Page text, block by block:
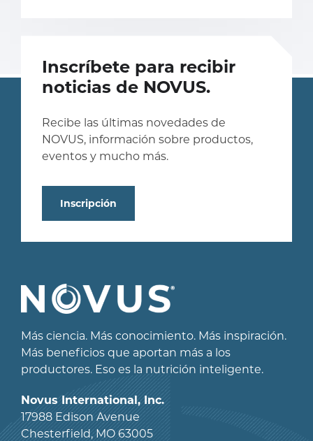
Inscríbete para recibir
noticias de NOVUS.
Recibe las últimas novedades de
NOVUS, información sobre productos,
eventos y mucho más.
Inscripción
Más ciencia. Más conocimiento. Más inspiración.
Más beneficios que aportan más a los
productores. Eso es la nutrición inteligente.
Novus International, Inc.
17988 Edison Avenue
Chesterfield, MO 63005